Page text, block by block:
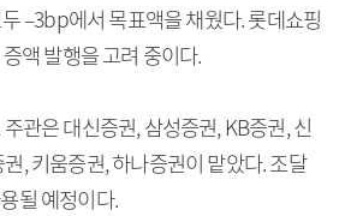
–3bp에서 목표액을 채웠다. 롯데쇼핑
액 발행을 고려 중이다.
관은 대신증권, 삼성증권, KB증권, 신
, 키움증권, 하나증권이 맡았다. 조달
될 예정이다.